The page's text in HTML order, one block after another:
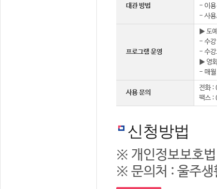
대관 방법
- 이용
- 사용
프로그램 운영
▶ 도
- 수강
- 수강
▶ 영
- 매월
사용 문의
전화
팩스
신청방법
※ 개인정보보호
※ 문의처 : 울주